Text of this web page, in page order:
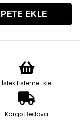
İstek Listeme Ekle
Kargo Bedava